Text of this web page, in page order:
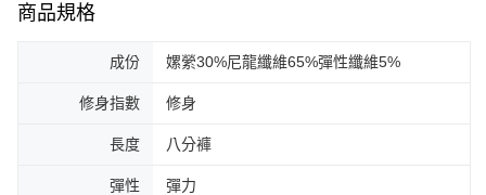
商品規格
成份 嫘縈30%尼龍纖維65%彈性纖維5%
修身指數 修身
長度 八分褲
彈性 彈力